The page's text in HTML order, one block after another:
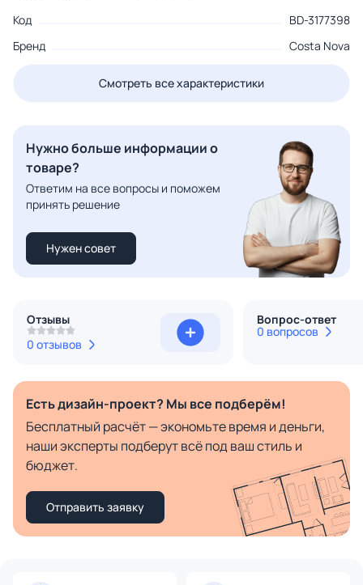
Код
BD-3177398
Бренд
Costa Nova
Смотреть все характеристики
Нужно больше информации о
товаре?
Ответим на все вопросы и поможем
принять решение
Нужен совет
Отзывы
0 отзывов
Вопрос-ответ
0 вопросов
Есть дизайн-проект? Мы все подберём!
Бесплатный расчёт — экономьте время и деньги,
наши эксперты подберут всё под ваш стиль и
бюджет.
Отправить заявку